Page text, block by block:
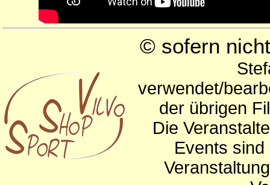
© sofern
verwendet/
der übrigen
Die
Events